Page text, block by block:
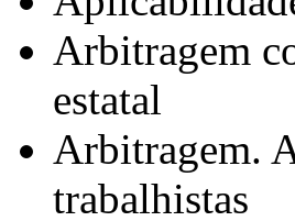
Arbitragem
estatal
Arbitragem.
trabalhistas